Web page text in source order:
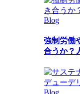
Blog
強制労働
合うか？
Blog